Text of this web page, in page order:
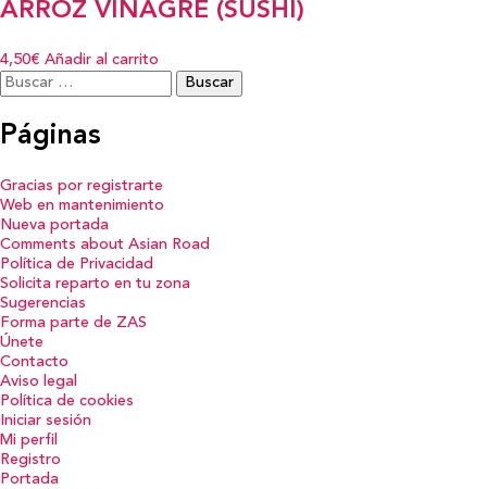
ARROZ VINAGRE (SUSHI)
4,50€ Añadir al carrito
Buscar:
Páginas
Gracias por registrarte
Web en mantenimiento
Nueva portada
Comments about Asian Road
Política de Privacidad
Solicita reparto en tu zona
Sugerencias
Forma parte de ZAS
Únete
Contacto
Aviso legal
Política de cookies
Iniciar sesión
Mi perfil
Registro
Portada